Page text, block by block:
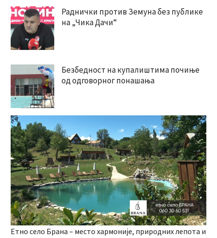
Раднички против Земуна без публике
на „Чика Дачи“
Безбедност на купалиштима почиње
од одговорног понашања
Етно село Брана – место хармоније, природних лепота и